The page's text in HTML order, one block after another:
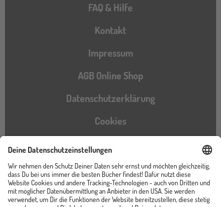
FAQ & Hilfe
Kontakt
Impressum
AGB Online Shop
Datenschutzerklärung
Cookies
Barrierefreiheitserklärung
Instagram
TikTokPinterestYouTubeFacebook